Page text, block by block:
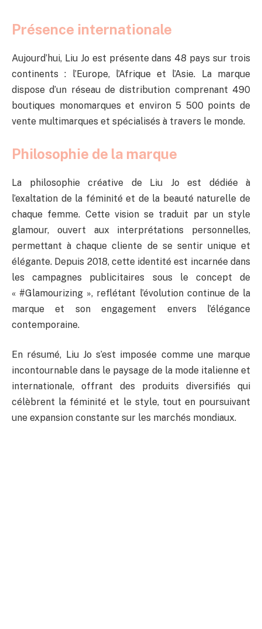
Présence internationale
Aujourd’hui, Liu Jo est présente dans 48 pays sur trois
continents : l’Europe, l’Afrique et l’Asie. La marque
dispose d’un réseau de distribution comprenant 490
boutiques monomarques et environ 5 500 points de
vente multimarques et spécialisés à travers le monde.
Philosophie de la marque
La philosophie créative de Liu Jo est dédiée à
l’exaltation de la féminité et de la beauté naturelle de
chaque femme. Cette vision se traduit par un style
glamour, ouvert aux interprétations personnelles,
permettant à chaque cliente de se sentir unique et
élégante. Depuis 2018, cette identité est incarnée dans
les campagnes publicitaires sous le concept de
« #Glamourizing », reflétant l’évolution continue de la
marque et son engagement envers l’élégance
contemporaine.
En résumé, Liu Jo s’est imposée comme une marque
incontournable dans le paysage de la mode italienne et
internationale, offrant des produits diversifiés qui
célèbrent la féminité et le style, tout en poursuivant
une expansion constante sur les marchés mondiaux.